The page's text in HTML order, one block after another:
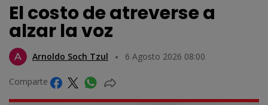
El costo de atreverse a
alzar la voz
Arnoldo Soch Tzul 6 Agosto 2026 08:00
Comparte